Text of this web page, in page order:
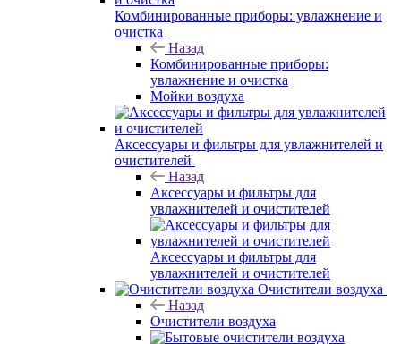
Комбинированные приборы: увлажнение и
очистка
Назад
Комбинированные приборы:
увлажнение и очистка
Мойки воздуха
Аксессуары и фильтры для увлажнителей и
очистителей
Назад
Аксессуары и фильтры для
увлажнителей и очистителей
Аксессуары и фильтры для
увлажнителей и очистителей
Очистители воздуха
Назад
Очистители воздуха